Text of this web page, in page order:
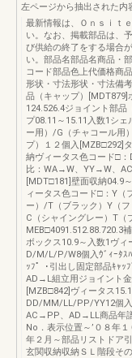
左ページから抽出された内
最新情報は、Ｏｎｓｉｔ
い。なお、掲載部品は、
び供給の終了をする場合
い。部品名部品名商品・
コード部品色上代価格商
形状・寸法形状・寸法備
品（キャップ）[MDT879]
124.526.4ジョイント部品
プ08.11～15.11入数1シ
ー用）/G（チャコール用
プ）１２個入[MZB□292]
納ヴィータス色コード□
比：WA→W、YY→W、
[MDT□181]壁面収納04.9
ィータス色コード□：Y（
ー）/T（ブラック）Y（
C（シャイングレー）T（
MEB□4091.512.88.720.3
ボックス10.9～入数1ヴィ
D/M/L/P/W8個入ｳﾞｨｰﾀｽ
ｯﾌ゜･引出し固定部品ｷｬｯ
AD→L組立用ジョイント
[MZB□842]ヴィータス
DD/MM/LL/PP/YY12個入
AC→PP、AD→LL商品年
No．表示位置～’０８年１
年２月～部品リストドア
玄関収納収納ＳＬ階段そ